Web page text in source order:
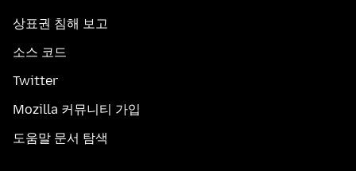
상표권 침해 보고
소스 코드
Twitter
Mozilla 커뮤니티 가입
도움말 문서 탐색